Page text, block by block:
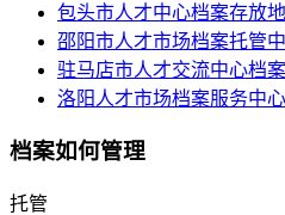
包头市人才中心档案存放
邵阳市人才市场档案托管
驻马店市人才交流中心档
洛阳人才市场档案服务中
档案如何管理
托管